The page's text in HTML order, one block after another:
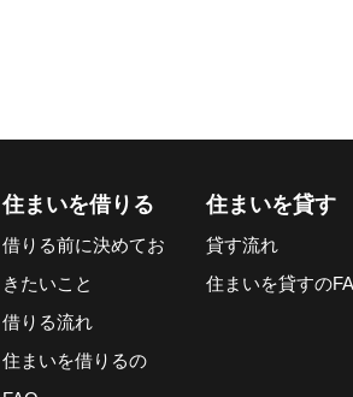
住まいを借りる
借りる前に決めてお
きたいこと
借りる流れ
住まいを借りるの
住まいを貸す
貸す流れ
住まいを貸すの